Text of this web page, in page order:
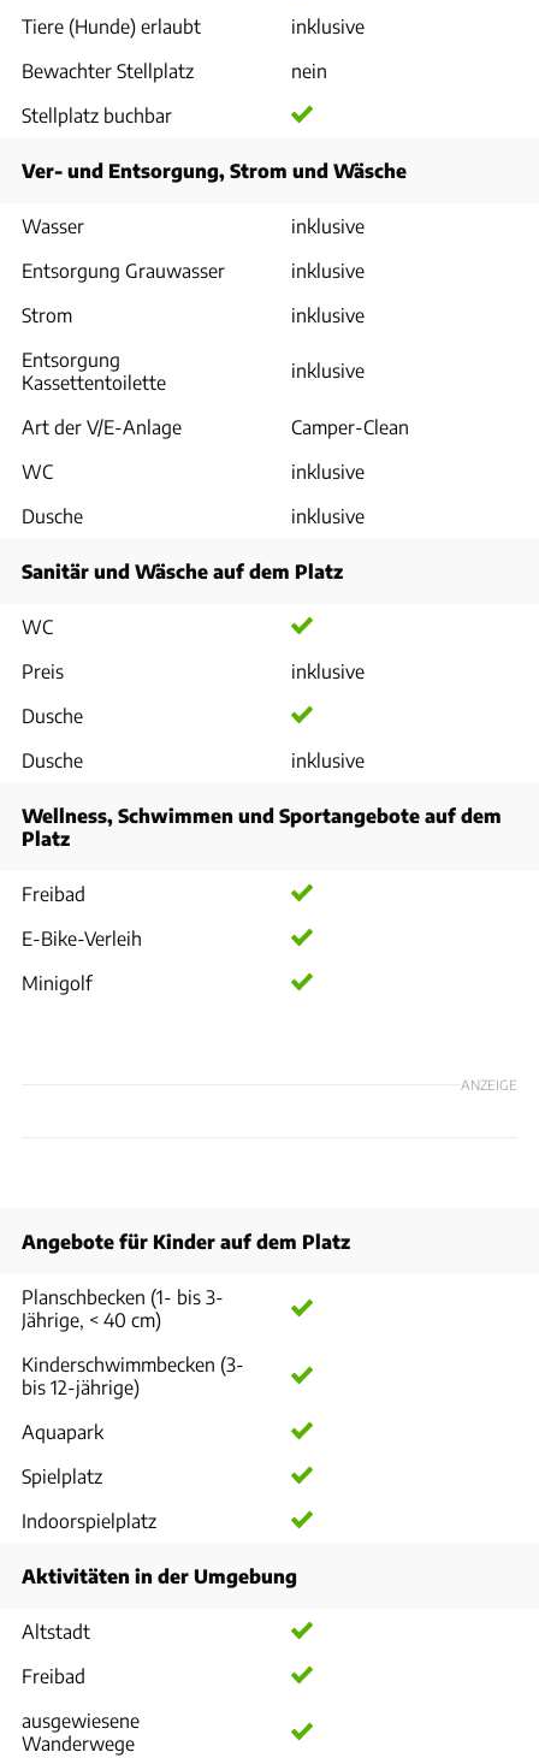
Tiere (Hunde) erlaubt
inklusive
Bewachter Stellplatz
nein
Stellplatz buchbar
Ver- und Entsorgung, Strom und Wäsche
Wasser
inklusive
Entsorgung Grauwasser
inklusive
Strom
inklusive
Entsorgung
Kassettentoilette
inklusive
Art der V/E-Anlage
Camper-Clean
WC
inklusive
Dusche
inklusive
Sanitär und Wäsche auf dem Platz
WC
Preis
inklusive
Dusche
Dusche
inklusive
Wellness, Schwimmen und Sportangebote auf dem
Platz
Freibad
E-Bike-Verleih
Minigolf
ANZEIGE
Angebote für Kinder auf dem Platz
Planschbecken (1- bis 3-
Jährige, < 40 cm)
Kinderschwimmbecken (3-
bis 12-jährige)
Aquapark
Spielplatz
Indoorspielplatz
Aktivitäten in der Umgebung
Altstadt
Freibad
ausgewiesene
Wanderwege